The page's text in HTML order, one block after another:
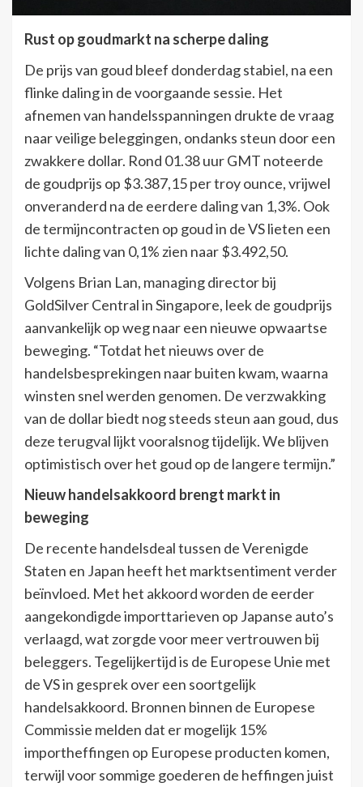
Rust op goudmarkt na scherpe daling
De prijs van goud bleef donderdag stabiel, na een
flinke daling in de voorgaande sessie. Het
afnemen van handelsspanningen drukte de vraag
naar veilige beleggingen, ondanks steun door een
zwakkere dollar. Rond 01.38 uur GMT noteerde
de goudprijs op $3.387,15 per troy ounce, vrijwel
onveranderd na de eerdere daling van 1,3%. Ook
de termijncontracten op goud in de VS lieten een
lichte daling van 0,1% zien naar $3.492,50.
Volgens Brian Lan, managing director bij
GoldSilver Central in Singapore, leek de goudprijs
aanvankelijk op weg naar een nieuwe opwaartse
beweging. “Totdat het nieuws over de
handelsbesprekingen naar buiten kwam, waarna
winsten snel werden genomen. De verzwakking
van de dollar biedt nog steeds steun aan goud, dus
deze terugval lijkt vooralsnog tijdelijk. We blijven
optimistisch over het goud op de langere termijn.”
Nieuw handelsakkoord brengt markt in
beweging
De recente handelsdeal tussen de Verenigde
Staten en Japan heeft het marktsentiment verder
beïnvloed. Met het akkoord worden de eerder
aangekondigde importtarieven op Japanse auto’s
verlaagd, wat zorgde voor meer vertrouwen bij
beleggers. Tegelijkertijd is de Europese Unie met
de VS in gesprek over een soortgelijk
handelsakkoord. Bronnen binnen de Europese
Commissie melden dat er mogelijk 15%
importheffingen op Europese producten komen,
terwijl voor sommige goederen de heffingen juist